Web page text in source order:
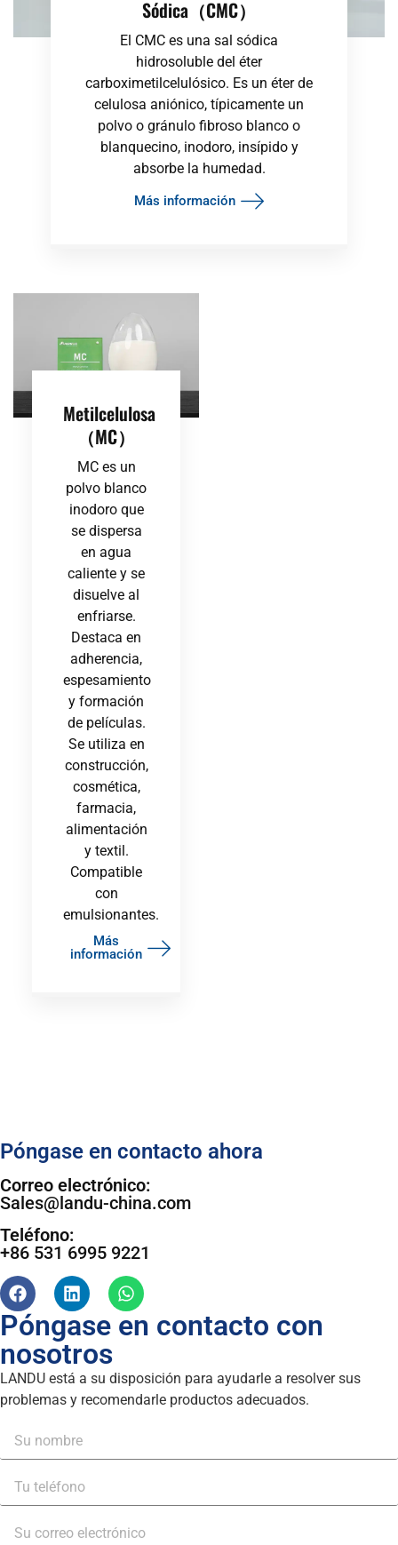
Sódica（CMC）
El CMC es una sal sódica
hidrosoluble del éter
carboximetilcelulósico. Es un éter de
celulosa aniónico, típicamente un
polvo o gránulo fibroso blanco o
blanquecino, inodoro, insípido y
absorbe la humedad.
Más información
Metilcelulosa
（MC）
MC es un
polvo blanco
inodoro que
se dispersa
en agua
caliente y se
disuelve al
enfriarse.
Destaca en
adherencia,
espesamiento
y formación
de películas.
Se utiliza en
construcción,
cosmética,
farmacia,
alimentación
y textil.
Compatible
con
emulsionantes.
Más
información
Póngase en contacto ahora
Correo electrónico:
Sales@landu-china.com
Teléfono:
+86 531 6995 9221
Póngase en contacto con
nosotros
LANDU está a su disposición para ayudarle a resolver sus
problemas y recomendarle productos adecuados.